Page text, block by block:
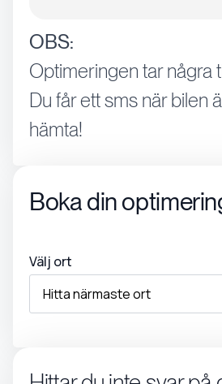
OBS:
Optimeringen tar några
Du får ett sms när bilen
hämta!
Boka din
Välj ort